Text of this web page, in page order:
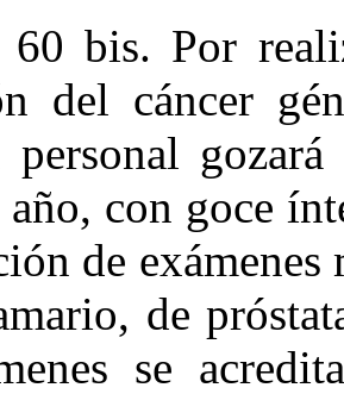
bis. Por
del cáncer
con goce
de
de
se